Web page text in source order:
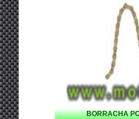
BORRACHA